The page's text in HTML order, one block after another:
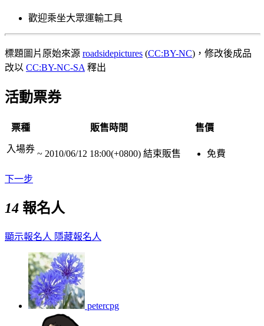
歡迎乘坐大眾運輸工具
標題圖片原始來源 roadsidepictures (CC:BY-NC)，修改後成品
改以 CC:BY-NC-SA 釋出
活動票券
票種 販售時間 售價
入場券 ~ 2010/06/12 18:00(+0800) 結束販售 免費
下一步
14 報名人
顯示報名人 隱藏報名人
petercpg